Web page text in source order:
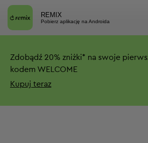
REMIX
Pobierz aplikację na Androida
Zdobądź 20% zniżki* na swoje
kodem WELCOME
Kupuj teraz